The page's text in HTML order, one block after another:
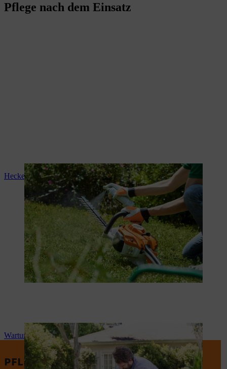
Pflege nach dem Einsatz
Heckenschere reinigen
Wartung der Heckenschere
PFLEGE DEINE HECKENSCHERE